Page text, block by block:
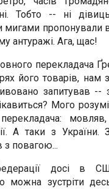
Тобто -- ні
мигами пропонували
антуражі. Ага, щас!
перекладача
його товарів, нам
запитував --
Мого
А таки з України.
повагою...
досі в
можна зустріти